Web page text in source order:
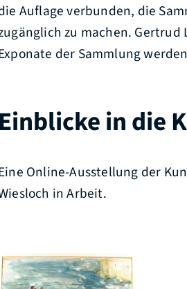
Auflage verbunden, die
zu machen. Gertrud
der Sammlung
Einblicke in die
Online-Ausstellung der
in Arbeit.